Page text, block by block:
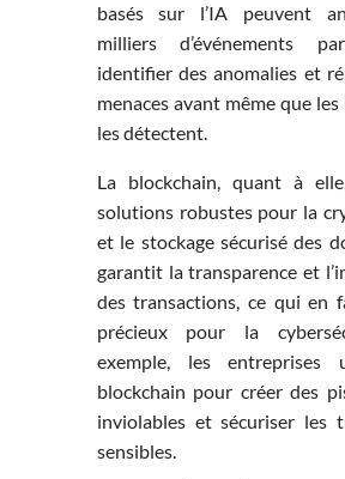
basés sur l’IA peuvent
milliers d’événements
identifier des anomalies et
menaces avant même que
les détectent.
La blockchain, quant à
solutions robustes pour la
et le stockage sécurisé des
garantit la transparence et
des transactions, ce qui en
précieux pour la
exemple, les entreprises
blockchain pour créer des
inviolables et sécuriser les
sensibles.